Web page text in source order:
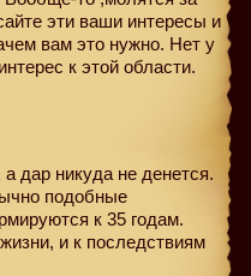
эти ваши интересы и
вам это нужно. Нет у
к этой области.
дар никуда не денется.
подобные
к 35 годам.
и к последствиям